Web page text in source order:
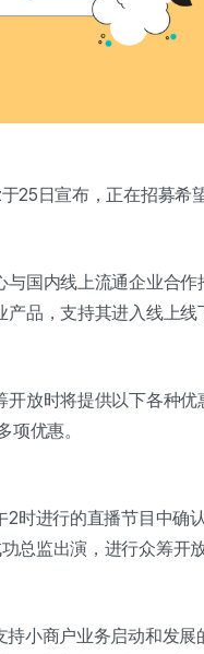
25日宣布，正在招募
与国内线上流通企业合
品，支持其进入线上线
开放时将提供以下各种
项优惠。
2时进行的直播节目中确
总监出演，进行众筹开
持小商户业务启动和发